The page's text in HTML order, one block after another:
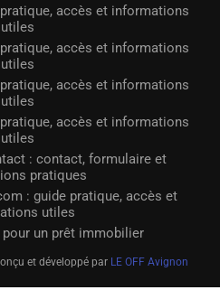
accès et informations
utiles
accès et informations
utiles
accès et informations
utiles
accès et informations
utiles
: contact, formulaire et
pratiques
: guide pratique, accès et
utiles
un prêt immobilier
et développé par LE OFF Avignon